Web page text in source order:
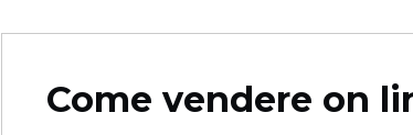
Come vendere on